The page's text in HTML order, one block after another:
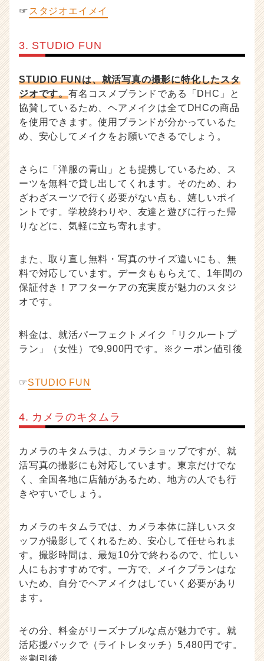
☞ スタジオエイメイ
3. STUDIO FUN
STUDIO FUNは、就活写真の撮影に特化したスタ
ジオです。有名コスメブランドである「DHC」と
協賛しているため、ヘアメイクは全てDHCの商品
を使用できます。使用ブランドが分かっているた
め、安心してメイクをお願いできるでしょう。
さらに「洋服の青山」とも提携しているため、ス
ーツを無料で貸し出してくれます。そのため、わ
ざわざスーツで行く必要がない点も、嬉しいポイ
ントです。学校終わりや、友達と遊びに行った帰
りなどに、気軽に立ち寄れます。
また、取り直し無料・写真のサイズ違いにも、無
料で対応しています。データももらえて、1年間の
保証付き！アフターケアの充実度が魅力のスタジ
オです。
料金は、就活パーフェクトメイク「リクルートプ
ラン」（女性）で9,900円です。※クーポン値引後
☞STUDIO FUN
4. カメラのキタムラ
カメラのキタムラは、カメラショップですが、就
活写真の撮影にも対応しています。東京だけでな
く、全国各地に店舗があるため、地方の人でも行
きやすいでしょう。
カメラのキタムラでは、カメラ本体に詳しいスタ
ッフが撮影してくれるため、安心して任せられま
す。撮影時間は、最短10分で終わるので、忙しい
人にもおすすめです。一方で、メイクプランはな
いため、自分でヘアメイクはしていく必要があり
ます。
その分、料金がリーズナブルな点が魅力です。就
活応援パックで（ライトレタッチ）5,480円です。